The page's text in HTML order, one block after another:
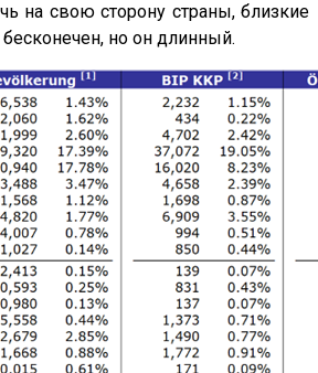
на свою сторону страны, близкие
но он длинный.